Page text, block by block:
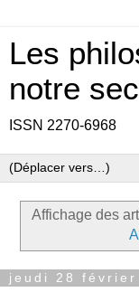
Les
notre
ISSN 2270-6968
Affichage des
jeudi 28 février